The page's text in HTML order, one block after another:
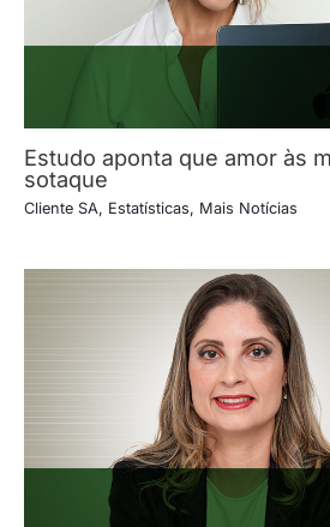
Estudo aponta que amor às
sotaque
Cliente SA, Estatísticas, Mais Notícias